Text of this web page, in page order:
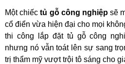
Một chiếctủ gỗ công nghiệpsẽ
cổ điển vừa hiện đại cho mọi
thi công lắp đặt tủ gỗ công
nhưng nó vẫn toát lên sự sang
trị thẩm mỹ vượt trội tô sáng cho